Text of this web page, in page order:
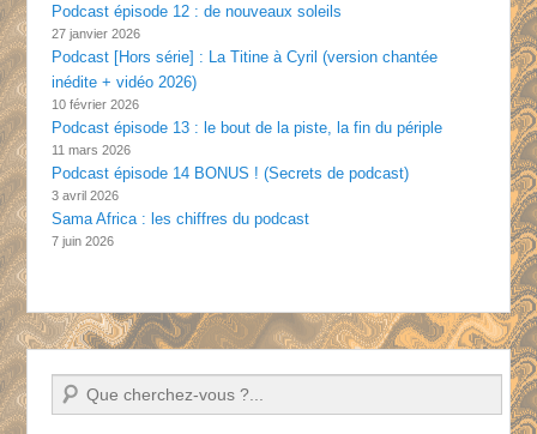
Podcast épisode 12 : de nouveaux soleils
27 janvier 2026
Podcast [Hors série] : La Titine à Cyril (version chantée
inédite + vidéo 2026)
10 février 2026
Podcast épisode 13 : le bout de la piste, la fin du périple
11 mars 2026
Podcast épisode 14 BONUS ! (Secrets de podcast)
3 avril 2026
Sama Africa : les chiffres du podcast
7 juin 2026
Recherche